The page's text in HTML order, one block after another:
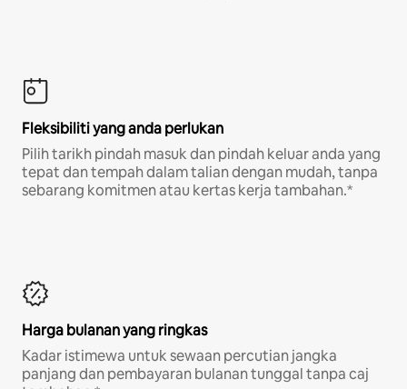
Fleksibiliti yang anda perlukan
Pilih tarikh pindah masuk dan pindah keluar anda yang
tepat dan tempah dalam talian dengan mudah, tanpa
sebarang komitmen atau kertas kerja tambahan.*
Harga bulanan yang ringkas
Kadar istimewa untuk sewaan percutian jangka
panjang dan pembayaran bulanan tunggal tanpa caj